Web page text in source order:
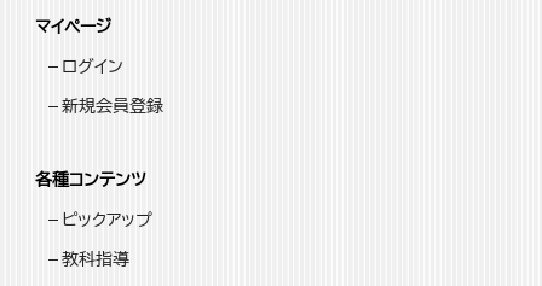
マイページ
ログイン
新規会員登録
各種コンテンツ
ピックアップ
教科指導